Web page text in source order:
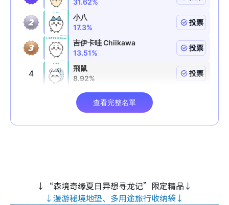
↓“森境奇缘夏日异想寻龙记”限定精品↓
↓漫游秘境地垫、多用途旅行收纳袋↓